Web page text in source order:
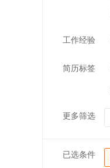
工作经验
简历标签
更多筛选
已选条件